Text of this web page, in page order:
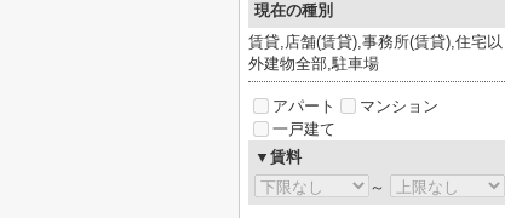
現在の種別
賃貸,店舗(賃貸),事務所(賃貸),住宅以
外建物全部,駐車場
アパート
マンション
一戸建て
▼賃料
～